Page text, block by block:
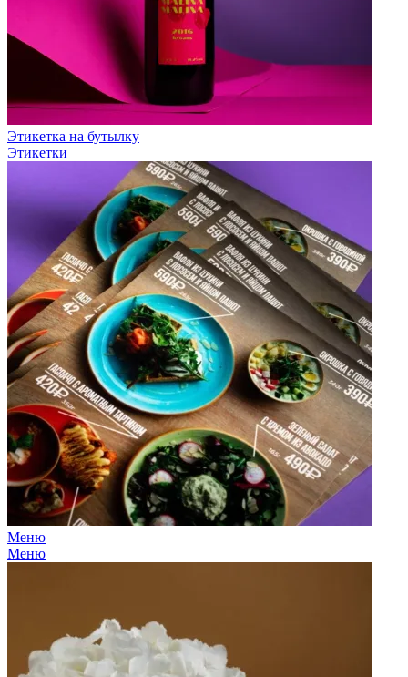
Этикетка на бутылку
Этикетки
Меню
Меню